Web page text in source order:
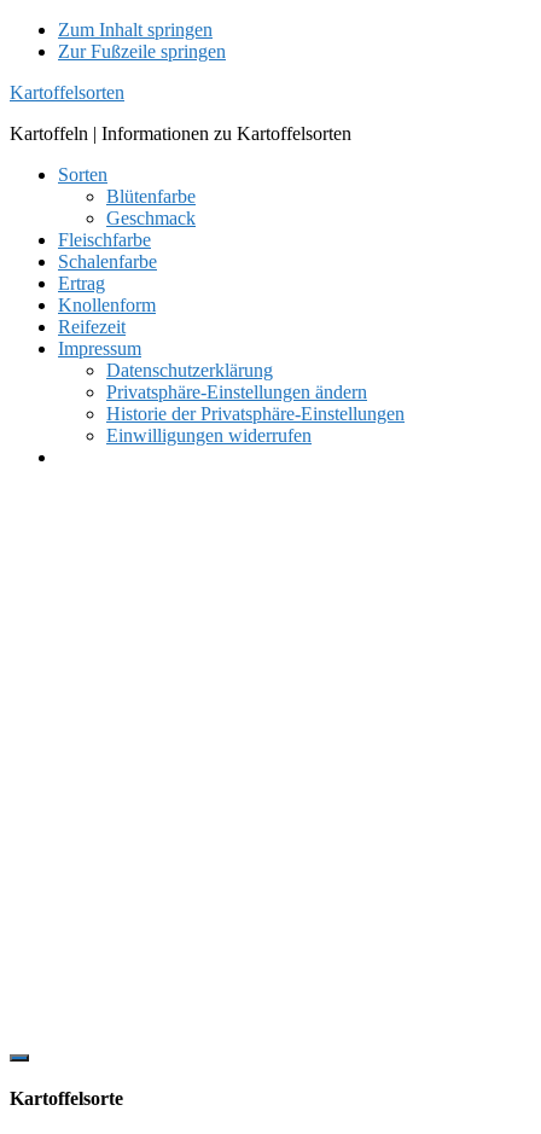
Zum Inhalt springen
Zur Fußzeile springen
Kartoffelsorten
Kartoffeln | Informationen zu Kartoffelsorten
Sorten
Blütenfarbe
Geschmack
Fleischfarbe
Schalenfarbe
Ertrag
Knollenform
Reifezeit
Impressum
Datenschutzerklärung
Privatsphäre-Einstellungen ändern
Historie der Privatsphäre-Einstellungen
Einwilligungen widerrufen
Show
Content
Kartoffelsorte